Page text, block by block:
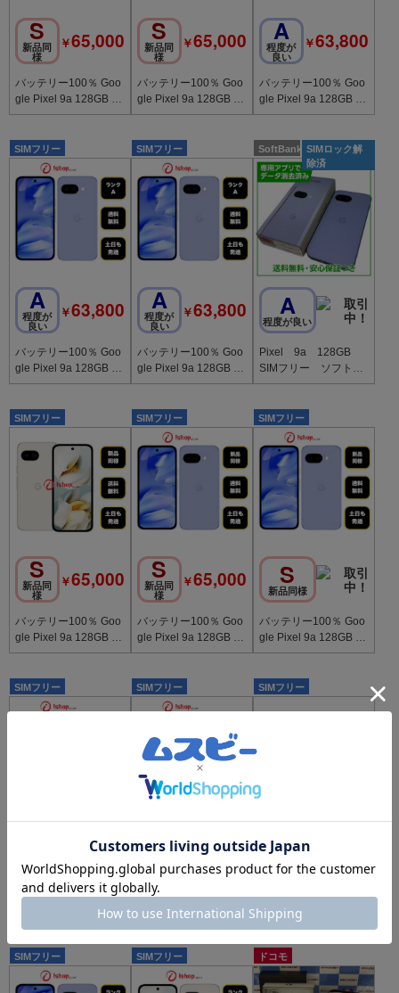
S
新品同
様
￥65,000
バッテリー100％ Goo
gle Pixel 9a 128GB Iri
s 国内版SIMフリー送
S
新品同
様
￥65,000
バッテリー100％ Goo
gle Pixel 9a 128GB Iri
s 国内版SIMフリー送
A
程度が
良い
￥63,800
バッテリー100％ Goo
gle Pixel 9a 128GB Iri
s 国内版SIMフリー送
SIMフリー
A
程度が
良い
￥63,800
バッテリー100％ Goo
gle Pixel 9a 128GB Iri
s 国内版SIMフリー送
SIMフリー
A
程度が
良い
￥63,800
バッテリー100％ Goo
gle Pixel 9a 128GB Iri
s 国内版SIMフリー送
SoftBank SIMロック解
除済
A
程度が良い
Pixel 9a 128GB
SIMフリー ソフトバ
ンク版
SIMフリー
S
新品同
様
￥65,000
バッテリー100％ Goo
gle Pixel 9a 128GB P
orcelain 国内SIMフリ
SIMフリー
S
新品同
様
￥65,000
バッテリー100％ Goo
gle Pixel 9a 128GB Iri
s 国内版SIMフリー送
SIMフリー
S
新品同様
バッテリー100％ Goo
gle Pixel 9a 128GB Iri
s 国内版SIMフリー送
SIMフリー
様
65,000
バッテリー100％ Goo
s 国内版SIMフリー送
SIMフリー
S
様
￥65,000
バッテリー100％ Goo
gle Pixel 9a 128GB Iri
s 国内版SIMフリー送
SIMフリー
SS
未使用
品
￥
Pixel 9a 128GB Iris 国
内版 SIMフリー送料無
SIMフリー SIMフリー ドコモ